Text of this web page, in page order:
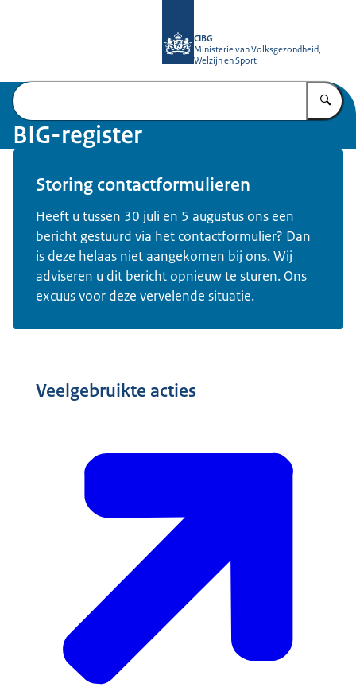
CIBG
Ministerie van Volksgezondheid,
Welzijn en Sport
BIG-register
Storing contactformulieren
Heeft u tussen 30 juli en 5 augustus ons een
bericht gestuurd via het contactformulier? Dan
is deze helaas niet aangekomen bij ons. Wij
adviseren u dit bericht opnieuw te sturen. Ons
excuus voor deze vervelende situatie.
Veelgebruikte acties